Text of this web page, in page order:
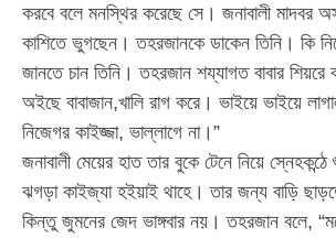
করবে বলে মনস্থির করেছে সে। জনাবালী মাদবর
কাশিতে ভুগছেন। তহরজানকে ডাকেন তিনি। কি
জানতে চান তিনি। তহরজান শয্যাগত বাবার শিয়রে
অইছে বাবাজান,খালি রাগ করে। ভাইয়ে ভাইয়ে
নিজেগর কাইজ্জা, ভাল্লাগে না।”
জনাবালী মেয়ের হাত তার বুকে টেনে নিয়ে
ঝগড়া কাইজ্যা হইয়াই থাহে। তার জন্য বাড়ি
কিন্তু জুমনের জেদ ভাঙ্গবার নয়। তহরজান বলে,